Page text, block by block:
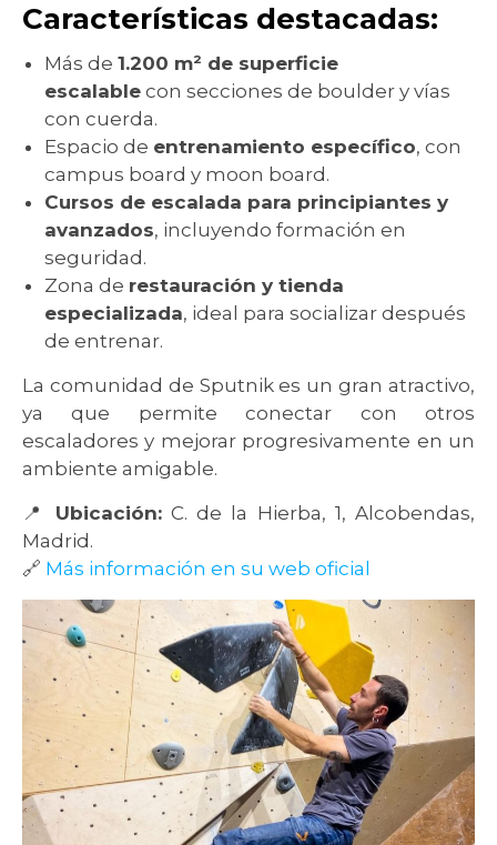
Características destacadas:
Más de 1.200 m² de superficie
escalable con secciones de boulder y vías
con cuerda.
Espacio de entrenamiento específico, con
campus board y moon board.
Cursos de escalada para principiantes y
avanzados, incluyendo formación en
seguridad.
Zona de restauración y tienda
especializada, ideal para socializar después
de entrenar.
La comunidad de Sputnik es un gran atractivo,
ya que permite conectar con otros
escaladores y mejorar progresivamente en un
ambiente amigable.
📍 Ubicación:C. de la Hierba, 1, Alcobendas,
Madrid.
🔗 Más información en su web oficial